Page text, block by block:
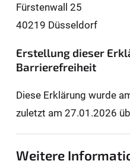
Fürstenwall 25
40219 Düsseldorf
Erstellung dieser
Barrierefreiheit
Diese Erklärung wurde
zuletzt am 27.01.2026
Weitere